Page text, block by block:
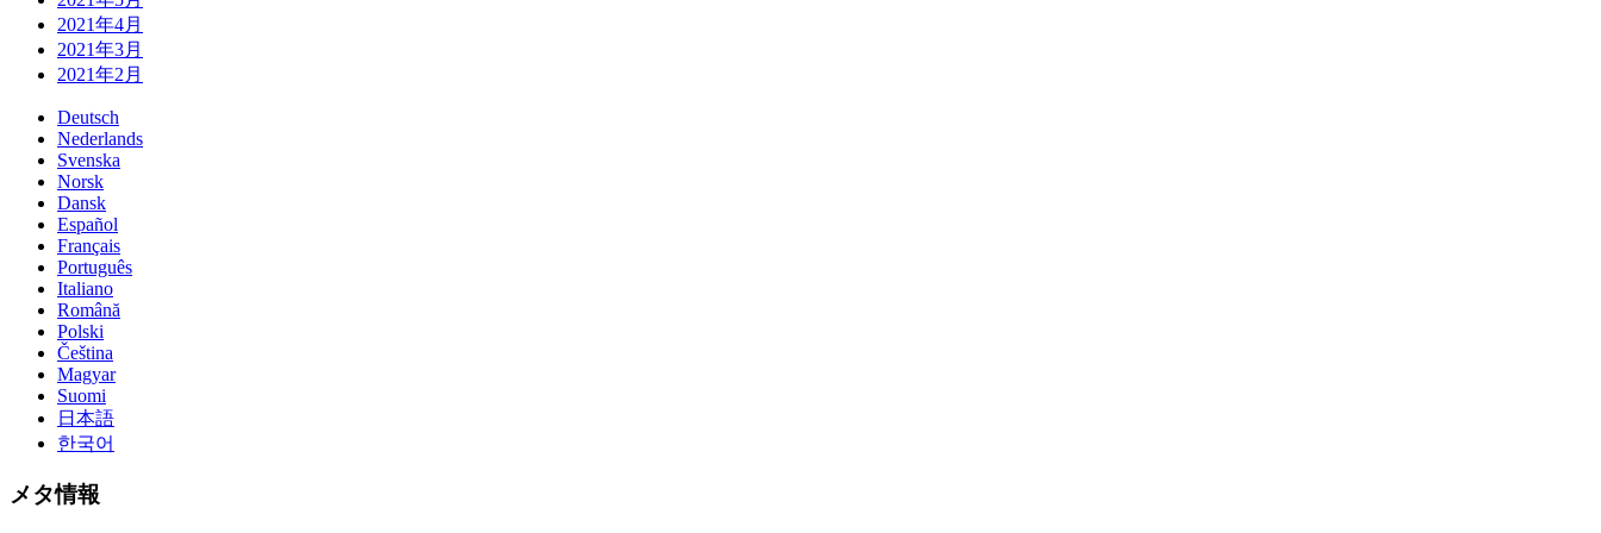
2021年4月
2021年3月
2021年2月
Deutsch
Nederlands
Svenska
Norsk
Dansk
Español
Français
Português
Italiano
Română
Polski
Čeština
Magyar
Suomi
日本語
한국어
メタ情報